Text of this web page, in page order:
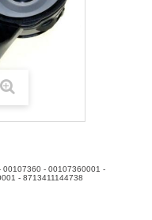
00107360 - 00107360001 -
- 8713411144738